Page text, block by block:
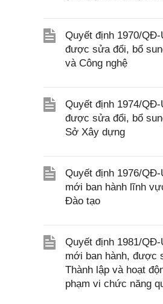
Quyết định 1970/
được sửa đổi, bổ
và Công nghệ
Quyết định 1974/
được sửa đổi, bổ
Sở Xây dựng
Quyết định 1976/
mới ban hành lĩnh
Đào tạo
Quyết định 1981/
mới ban hành, được
Thành lập và hoạt
phạm vi chức năng